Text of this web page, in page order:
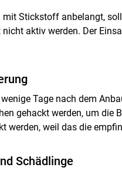
mit Stickstoff anbelangt,
aktiv werden. Der
Tage nach dem
gehackt werden, um die
werden, weil das die
Schädlinge